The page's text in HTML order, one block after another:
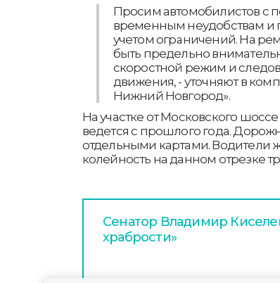
Просим автомобилистов с
временным неудобствам и
учетом ограничений. На
быть предельно
скоростной режим и
движения, - уточняют в
Нижний Новгород».
На участке от Московского
ведется с прошлого года.
отдельными картами. Водители
колейность на данном отрезке
Сенатор Владимир
храбрости»